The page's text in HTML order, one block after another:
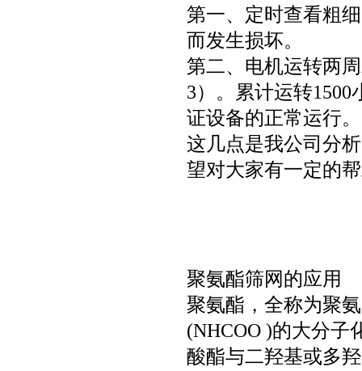
第一、定时查看粗
而发生损坏。
第二、电机运转两
3）。累计运转
证设备的正常运行。
这几点是我公司分
望对大家有一定的
聚氨酯筛网的应用
聚氨酯，全称为聚
(NHCOO )的大分子
酸酯与二羟基或多